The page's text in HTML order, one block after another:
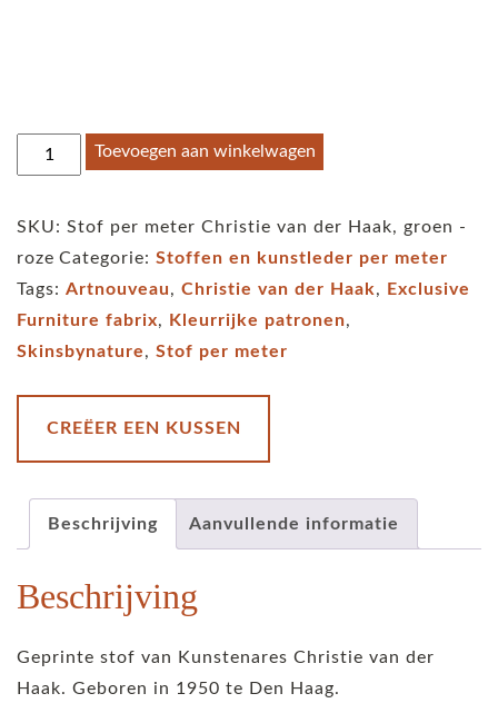
Stof
per
der
-
roze
aantal
Toevoegen aan winkelwagen
SKU: Stof per meter Christie van der Haak, groen -
roze Categorie: Stoffen en kunstleder per meter
Tags: Artnouveau, Christie van der Haak,
Exclusive
Furniture fabrix, Kleurrijke patronen,
Skinsbynature, Stof per meter
CREËER EEN KUSSEN
Beschrijving Aanvullende informatie
Beschrijving
Geprinte stof van Kunstenares Christie van der
Haak. Geboren in 1950 te Den Haag.